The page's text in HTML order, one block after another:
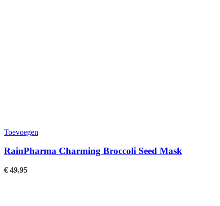
Toevoegen
RainPharma Charming Broccoli Seed Mask
€ 49,95